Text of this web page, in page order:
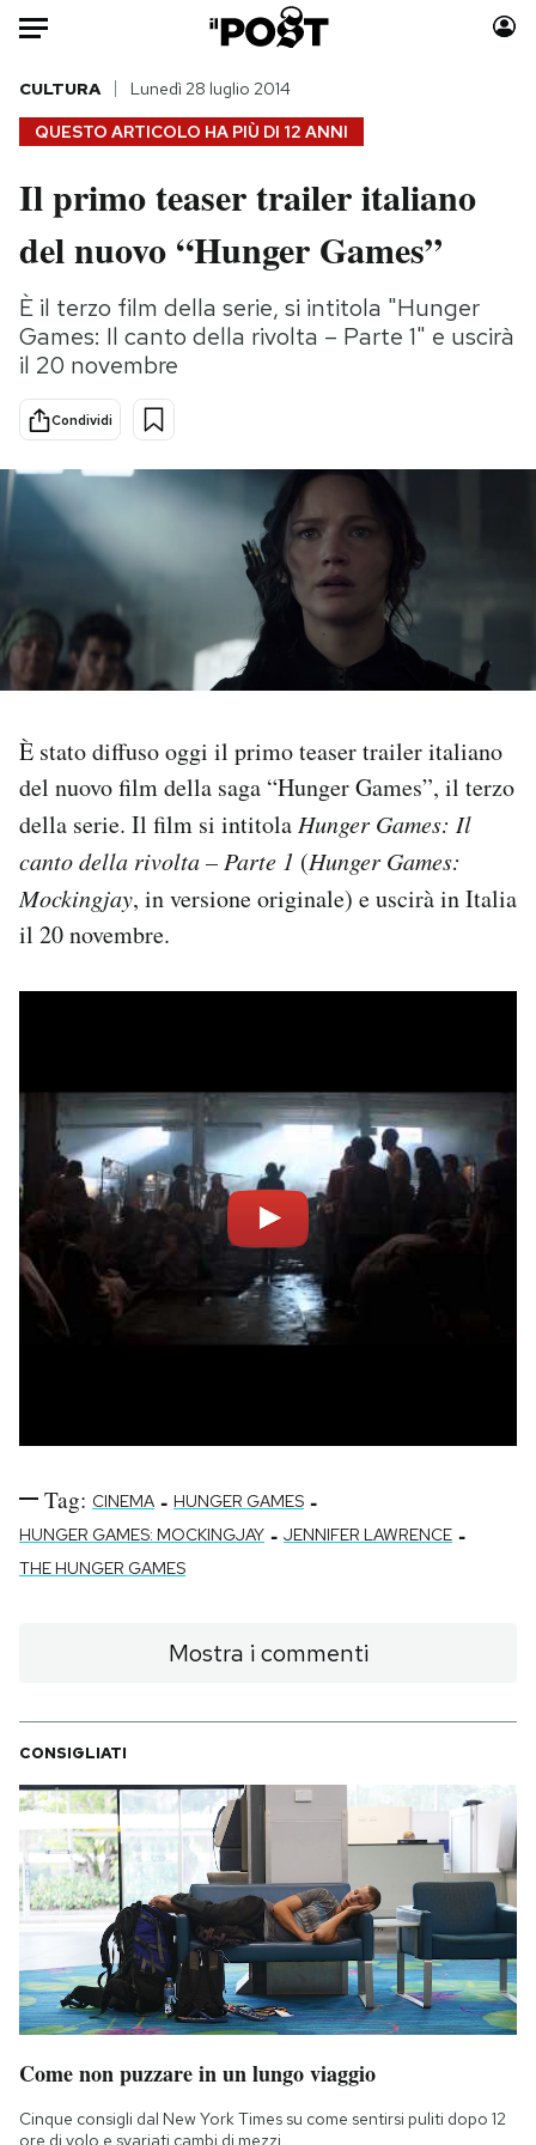
Auto
HOME
Italia
Politica
Tecnologia
Internet
Scienza
Cultura
Economia
Sport
Moda
Consumismi
Storie/Idee
Ok Boomer!
Mondiali calcio 2026
PODCAST
NEWSLETTER
I MIEI PREFERITI
SHOP
CALENDARIO
Notifiche mobile
Regala il Post
Hai bisogno di aiuto?
Esci
QUESTO ARTICOLO HA PIÙ DI 12 ANNI
CULTURA Lunedì 28 luglio 2014
Il primo teaser trailer italiano
del nuovo “Hunger Games”
È il terzo film della serie, si intitola "Hunger
Games: Il canto della rivolta – Parte 1" e uscirà
il 20 novembre
Condividi
È stato diffuso oggi il primo teaser trailer italiano
del nuovo film della saga “Hunger Games”, il terzo
della serie. Il film si intitola Hunger Games: Il
canto della rivolta – Parte 1 (Hunger Games:
Mockingjay, in versione originale) e uscirà in Italia
il 20 novembre.
Tag: CINEMA - HUNGER GAMES -
HUNGER GAMES: MOCKINGJAY - JENNIFER LAWRENCE -
THE HUNGER GAMES
Mostra i commenti
CONSIGLIATI
Come non puzzare in un lungo viaggio
Cinque consigli dal New York Times su come sentirsi puliti dopo 12